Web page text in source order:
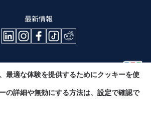
最新情報
最適な体験を提供するためにクッキーを使
の詳細や無効にする方法は、 設定で確認で